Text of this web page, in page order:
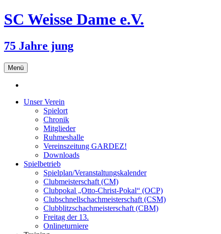
SC Weisse Dame e.V.
75 Jahre jung
Menü Zum
Inhalt
Unser Verein
Spielort
Chronik
Mitglieder
Ruhmeshalle
Vereinszeitung GARDEZ!
Downloads
Spielbetrieb
Spielplan/Veranstaltungskalender
Clubmeisterschaft (CM)
Clubpokal „Otto-Christ-Pokal“ (OCP)
Clubschnellschachmeisterschaft (CSM)
Clubblitzschachmeisterschaft (CBM)
Freitag der 13.
Onlineturniere